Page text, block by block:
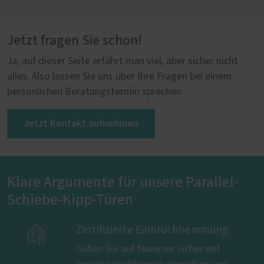
Jetzt fragen Sie schon!
Ja, auf dieser Seite erfährt man viel, aber sicher nicht
alles. Also lassen Sie uns über Ihre Fragen bei einem
persönlichen Beratungstermin sprechen.
Jetzt Kontakt aufnehmen
Klare Argumente für unsere Parallel-
Schiebe-Kipp-Türen
 Zertifizierte Einbruchhemmung
Gehen Sie auf Nummer sicher mit